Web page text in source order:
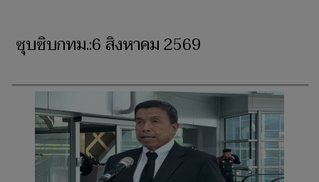
ซุบซิบกทม.:6 สิงหาคม 2569